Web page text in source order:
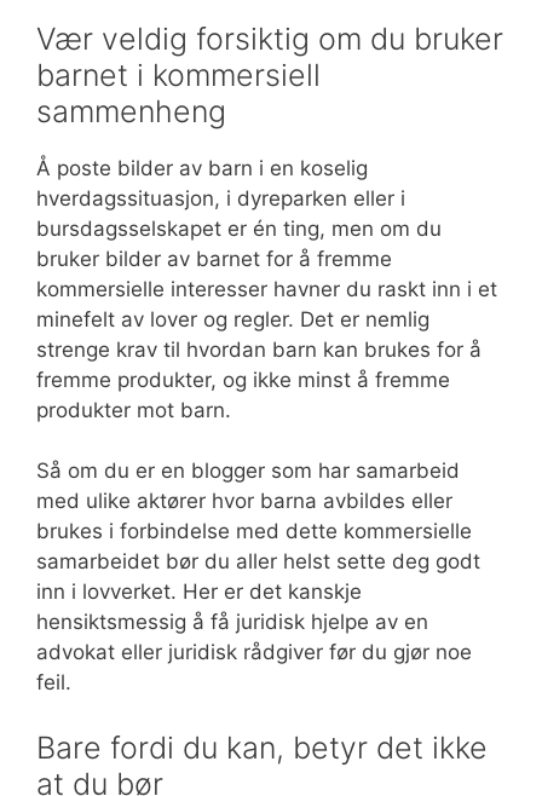
Vær veldig forsiktig om du bruker
barnet i kommersiell
sammenheng
Å poste bilder av barn i en koselig
hverdagssituasjon, i dyreparken eller i
bursdagsselskapet er én ting, men om du
bruker bilder av barnet for å fremme
kommersielle interesser havner du raskt inn i et
minefelt av lover og regler. Det er nemlig
strenge krav til hvordan barn kan brukes for å
fremme produkter, og ikke minst å fremme
produkter mot barn.
Så om du er en blogger som har samarbeid
med ulike aktører hvor barna avbildes eller
brukes i forbindelse med dette kommersielle
samarbeidet bør du aller helst sette deg godt
inn i lovverket. Her er det kanskje
hensiktsmessig å få juridisk hjelpe av en
advokat eller juridisk rådgiver før du gjør noe
feil.
Bare fordi du kan, betyr det ikke
at du bør